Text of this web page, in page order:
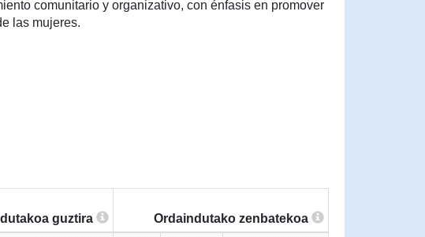
comunitario y organizativo, con énfasis en promover
las mujeres.
guztira
Ordaindutako zenbatekoa